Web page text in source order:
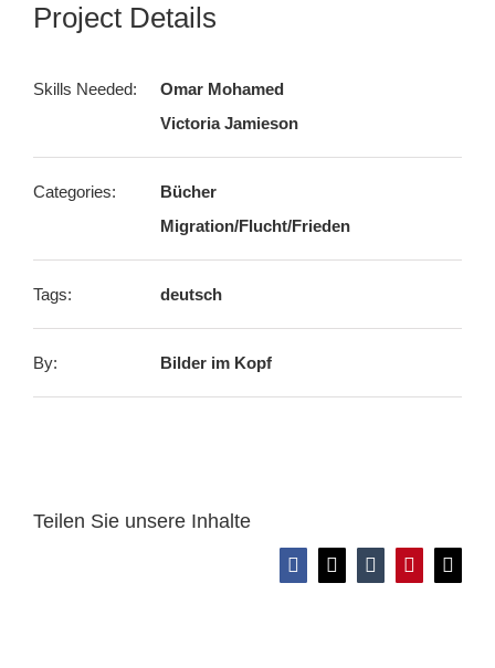
Project Details
Skills Needed:
Omar Mohamed
Victoria Jamieson
Categories:
Bücher
Migration/Flucht/Frieden
Tags: deutsch
By: Bilder im Kopf
Teilen Sie unsere Inhalte
Facebook
X TumblrPinterest
E-